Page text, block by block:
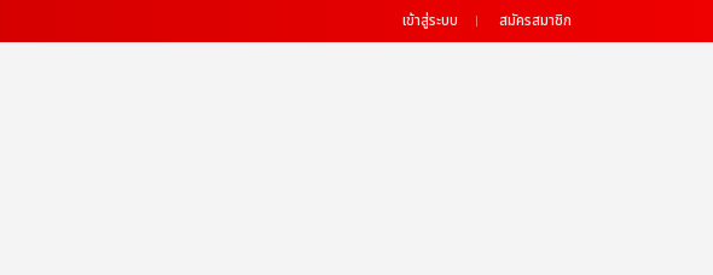
เข้าสู่ระบบ สมัครสมาชิก